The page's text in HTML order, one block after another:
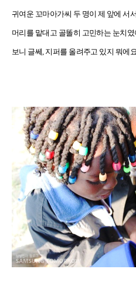
귀여운 꼬마아가씨 두 명이 제 앞에 서
머리를 맡대고 골똘히 고민하는 눈치
보니 글쎄, 지퍼를 올려주고 있지 뭐에